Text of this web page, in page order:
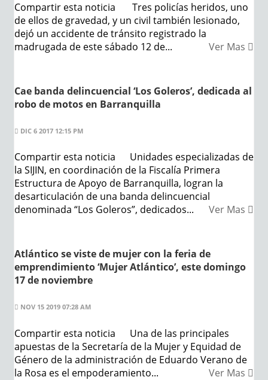
Compartir esta noticia Tres policías heridos, uno
de ellos de gravedad, y un civil también lesionado,
dejó un accidente de tránsito registrado la
madrugada de este sábado 12 de...
Ver Mas
Cae banda delincuencial ‘Los Goleros’, dedicada al
robo de motos en Barranquilla
DIC 6 2017 12:15 PM
Compartir esta noticia Unidades especializadas de
la SIJIN, en coordinación de la Fiscalía Primera
Estructura de Apoyo de Barranquilla, logran la
desarticulación de una banda delincuencial
denominada “Los Goleros”, dedicados...
Ver Mas
Atlántico se viste de mujer con la feria de
emprendimiento ‘Mujer Atlántico’, este domingo
17 de noviembre
NOV 15 2019 07:28 AM
Compartir esta noticia Una de las principales
apuestas de la Secretaría de la Mujer y Equidad de
Género de la administración de Eduardo Verano de
la Rosa es el empoderamiento...
Ver Mas